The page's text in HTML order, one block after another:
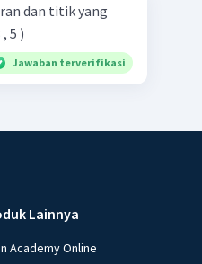
dan titik yang
, 5 )
Jawaban terverifikasi
Lainnya
Academy Online